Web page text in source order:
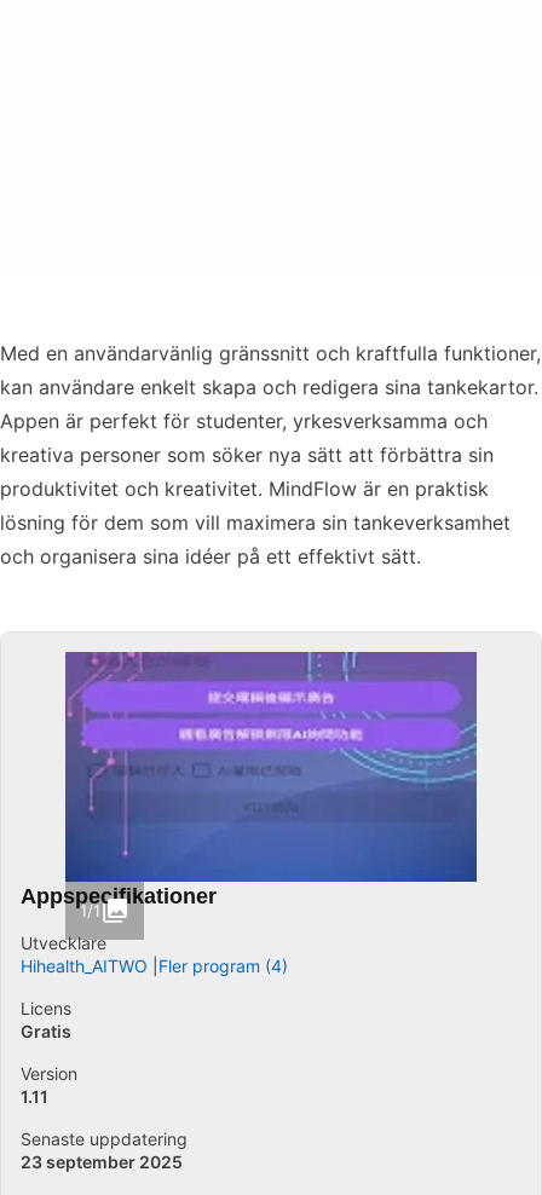
Med en användarvänlig gränssnitt och kraftfulla funktioner,
kan användare enkelt skapa och redigera sina tankekartor.
Appen är perfekt för studenter, yrkesverksamma och
kreativa personer som söker nya sätt att förbättra sin
produktivitet och kreativitet. MindFlow är en praktisk
lösning för dem som vill maximera sin tankeverksamhet
och organisera sina idéer på ett effektivt sätt.
1/1
Appspecifikationer
Utvecklare
Hihealth_AITWO
Fler program (4)
Licens
Gratis
Version
1.11
Senaste uppdatering
23 september 2025